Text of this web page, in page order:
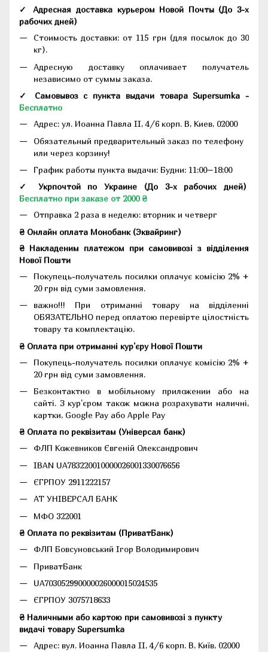
✓ Адресная доставка курьером Новой Почты (До 3-х
рабочих дней)
Стоимость доставки: от 115 грн (для посылок до 30
кг).
Адресную доставку оплачивает получатель
независимо от суммы заказа.
✓ Самовывоз с пункта выдачи товара Supersumka -
Бесплатно
Адрес: ул. Иоанна Павла II, 4/6 корп. В, Киев, 02000
Обязательный предварительный заказ по телефону
или через корзину!
График работы пункта выдачи: Будни: 11:00–18:00
✓ Укрпочтой по Украине (До 3-х рабочих дней)
Бесплатно при заказе от 2000 ₴
Отправка 2 раза в неделю: вторник и четверг
₴ Онлайн оплата Монобанк (Эквайринг)
₴ Накладеним платежом при самовивозі з відділення
Нової Пошти
Покупець-получатель посилки оплачує комісію 2% +
20 грн від суми замовлення.
важно!!! При отриманні товару на відділенні
ОБЯЗАТЕЛЬНО перед оплатою перевірте цілостність
товару та комплектацію.
₴ Оплата при отриманні кур'єру Нової Пошти
Покупець-получатель посилки оплачує комісію 2% +
20 грн від суми замовлення.
Безконтактно в мобільному приложении або на
сайті. З кур'єром також можна розрахувати наличні,
картки, Google Pay або Apple Pay
₴ Оплата по реквізитам (Універсал банк)
ФЛП Кожевников Євгеній Олександрович
IBAN UA783220010000026001330076656
ЄГРПОУ 2911222157
АТ УНІВЕРСАЛ БАНК
МФО 322001
₴ Оплата по реквізитам (ПриватБанк)
ФЛП Бовсуновський Ігор Володимирович
ПриватБанк
UA703052990000026000015024535
ЄГРПОУ 3075718633
₴ Наличными або картою при самовивозі з пункту
видачі товару Supersumka
Адрес: вул. Иоанна Павла II, 4/6 корп. В, Київ, 02000